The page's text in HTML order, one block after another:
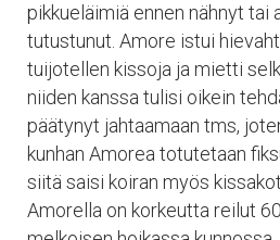
pikkueläimiä ennen nähnyt tai
tutustunut. Amore istui
tuijotellen kissoja ja mietti
niiden kanssa tulisi oikein
päätynyt jahtaamaan tms,
kunhan Amorea totutetaan
siitä saisi koiran myös
Amorella on korkeutta reilut